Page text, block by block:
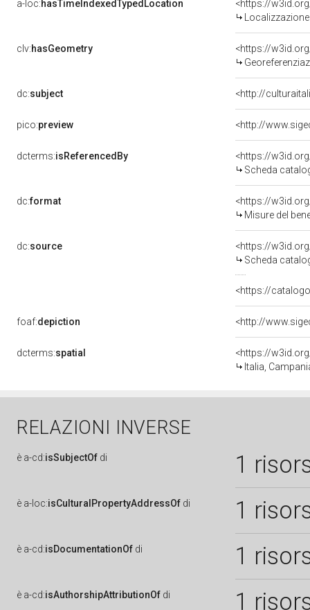
a-loc:hasTimeIndexedTypedLocation
<https://
clv:hasGeometry
<https://
dc:subject <http://
pico:preview
dcterms:isReferencedBy
<https://
Scheda
dc:format
<https://
Misure del
dc:source
<https://
Scheda
<https://
foaf:depiction
dcterms:spatial
<https://
Italia,
RELAZIONI INVERSE
è a-cd:isSubjectOf di 1
è a-loc:isCulturalPropertyAddressOf di 1
è a-cd:isDocumentationOf di 1
è a-cd:isAuthorshipAttributionOf di 1